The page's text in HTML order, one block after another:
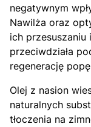
negatywnym
Nawilża oraz
ich przesuszaniu
przeciwdziała
regenerację
Olej z nasion
naturalnych
tłoczenia na